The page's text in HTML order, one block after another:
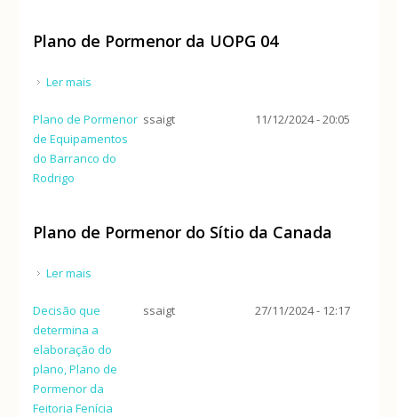
Plano de Pormenor da UOPG 04
Ler mais
Plano de Pormenor
de Equipamentos
do Barranco do
Rodrigo
ssaigt 11/12/2024 - 20:05
Plano de Pormenor do Sítio da Canada
Ler mais
Decisão que
determina a
elaboração do
plano, Plano de
Pormenor da
Feitoria Fenícia
ssaigt 27/11/2024 - 12:17